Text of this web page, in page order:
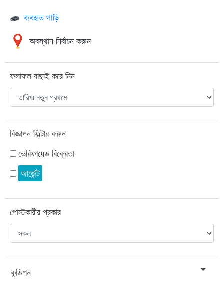
ব্যবহৃত গাড়ি
অবস্থান নির্বাচন করুন
ফলাফল বাছাই করে নিন
বিজ্ঞাপন ফিল্টার করুন
ভেরিফায়েড বিক্রেতা
আর্জেন্ট
পোস্টকারীর প্রকার
কন্ডিশন